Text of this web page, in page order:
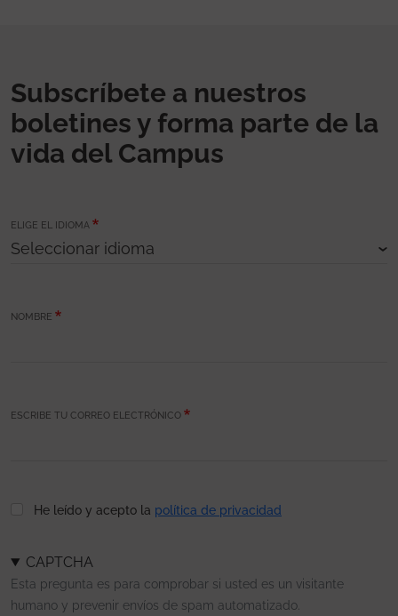
Subscríbete a nuestros
boletines y forma parte de la
vida del Campus
ELIGE EL IDIOMA
NOMBRE
ESCRIBE TU CORREO ELECTRÓNICO
He leído y acepto la política de privacidad
CAPTCHA
Esta pregunta es para comprobar si usted es un visitante
humano y prevenir envíos de spam automatizado.